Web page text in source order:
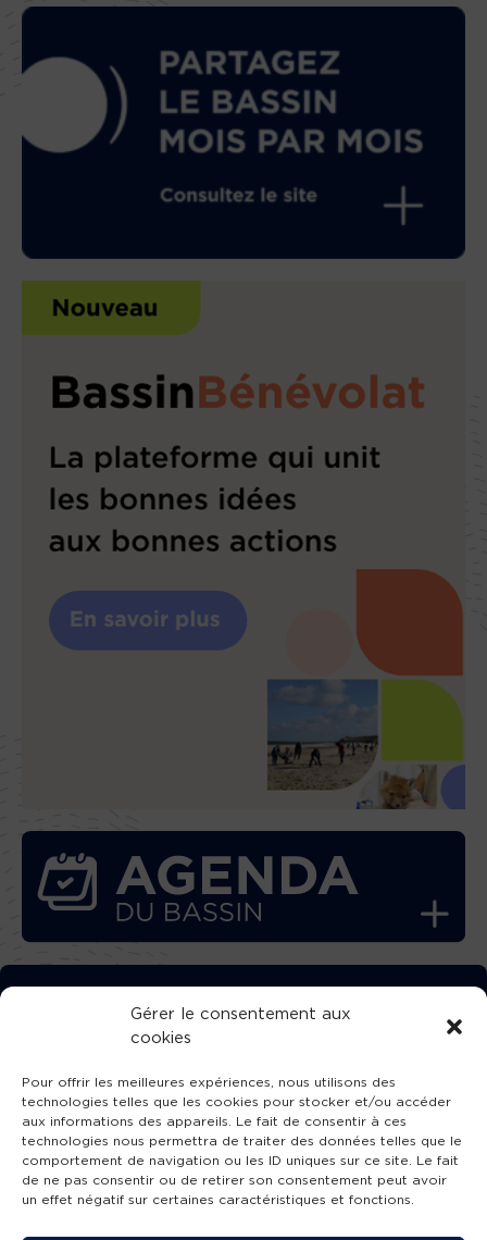
Gérer le consentement aux
cookies
Pour offrir les meilleures expériences, nous utilisons des
technologies telles que les cookies pour stocker et/ou accéder
aux informations des appareils. Le fait de consentir à ces
technologies nous permettra de traiter des données telles que le
comportement de navigation ou les ID uniques sur ce site. Le fait
de ne pas consentir ou de retirer son consentement peut avoir
un effet négatif sur certaines caractéristiques et fonctions.
TÉLÉCHARGEZ GRATUITEMENT
L’APPLICATION TVBA !
SUIVEZ-NOUS !